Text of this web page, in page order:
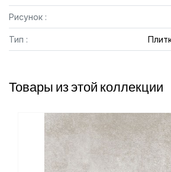
Рисунок :
Тип :
Товары из этой коллекции